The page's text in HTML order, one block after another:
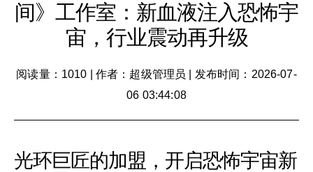
间》工作室：新血液注入恐怖宇
宙，行业震动再升级
阅读量：1010 作者：超级管理员
发布时间：2026-07-
06 03:44:08
光环巨匠的加盟，开启恐怖宇宙新